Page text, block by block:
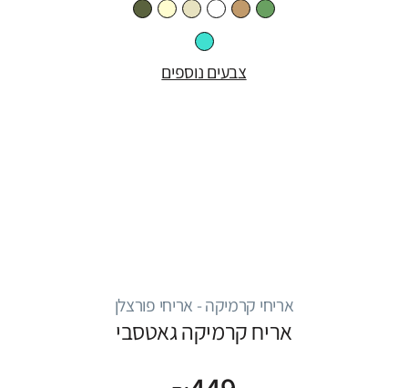
צבעים נוספים
אריחי קרמיקה - אריחי פורצלן
אריח קרמיקה גאטסבי